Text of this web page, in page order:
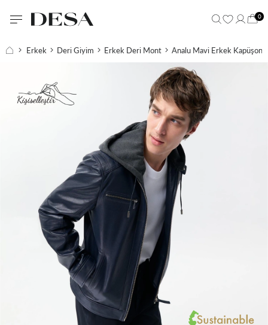
0
Erkek Deri Giyim Erkek Deri Mont Analu Mavi Erkek